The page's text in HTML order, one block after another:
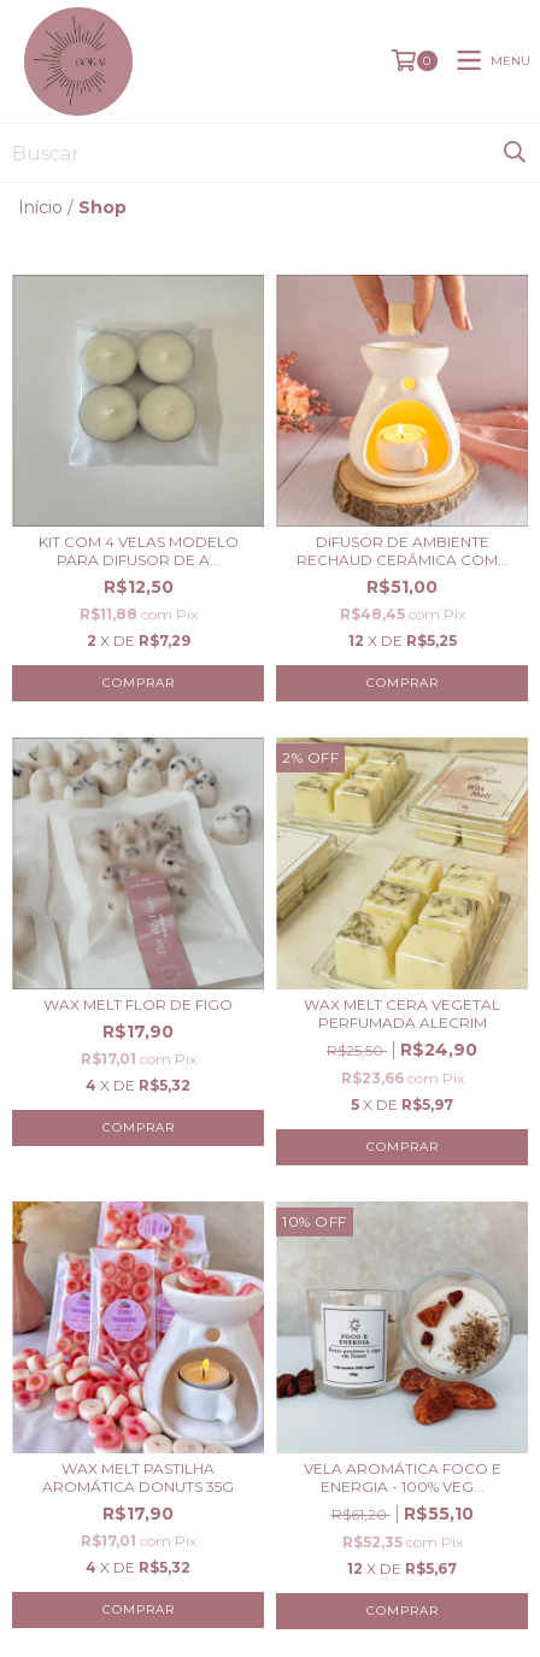
0 MENU
Início / Shop
KIT COM 4 VELAS MODELO
PARA DIFUSOR DE A...
R$12,50
R$11,88 com Pix
2 X DE R$7,29
DIFUSOR DE AMBIENTE
RECHAUD CERÂMICA COM...
R$51,00
R$48,45 com Pix
12 X DE R$5,25
WAX MELT FLOR DE FIGO
R$17,90
R$17,01 com Pix
4 X DE R$5,32
2% OFF
WAX MELT CERA VEGETAL
PERFUMADA ALECRIM
R$25,50
R$24,90
R$23,66 com Pix
5 X DE R$5,97
WAX MELT PASTILHA
AROMÁTICA DONUTS 35G
R$17,90
R$17,01 com Pix
4 X DE R$5,32
10% OFF
VELA AROMÁTICA FOCO E
ENERGIA - 100% VEG...
R$61,20
R$55,10
R$52,35 com Pix
12 X DE R$5,67